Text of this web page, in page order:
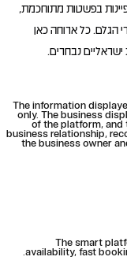
בפשטות מתוחכמת,
הגלם. כל ארוחה כאן
ישראליים נבחרים.
The information
only. The business
of the platform, and
business relationship,
the business owner
The smart
availability, fast